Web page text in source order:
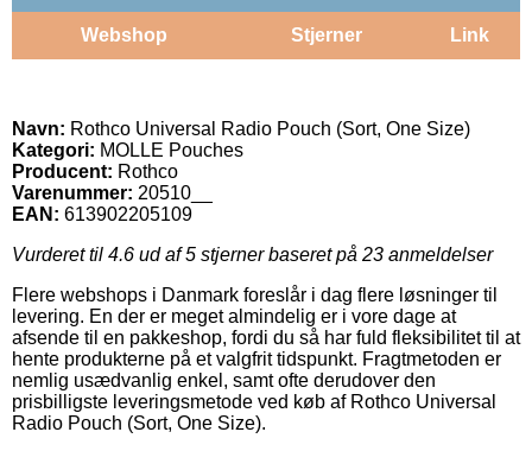
Webshop Stjerner Link
Navn: Rothco Universal Radio Pouch (Sort, One Size)
Kategori: MOLLE Pouches
Producent: Rothco
Varenummer: 20510__
EAN: 613902205109
Vurderet til 4.6 ud af 5 stjerner baseret på 23 anmeldelser
Flere webshops i Danmark foreslår i dag flere løsninger til
levering. En der er meget almindelig er i vore dage at
afsende til en pakkeshop, fordi du så har fuld fleksibilitet til at
hente produkterne på et valgfrit tidspunkt. Fragtmetoden er
nemlig usædvanlig enkel, samt ofte derudover den
prisbilligste leveringsmetode ved køb af Rothco Universal
Radio Pouch (Sort, One Size).